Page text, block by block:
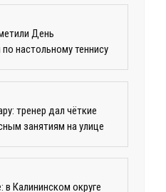
День
настольному теннису
тренер дал чёткие
занятиям на улице
Калининском округе